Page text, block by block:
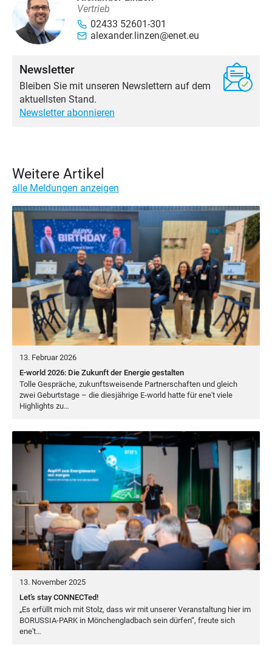
Vertrieb
02433 52601-301
alexander.linzen@enet.eu
Newsletter
Bleiben Sie mit unseren Newslettern auf dem
aktuellsten Stand.
Newsletter abonnieren
Weitere Artikel
alle Meldungen anzeigen
13. Februar 2026
E-world 2026: Die Zukunft der Energie gestalten
Tol­le Gesprä­che, zukunfts­wei­sen­de Part­ner­schaf­ten und gleich
zwei Geburts­ta­ge – die dies­jäh­ri­ge E‑world hat­te für ene't vie­le
High­lights zu…
13. November 2025
Let’s stay CONNECTed!
„Es erfüllt mich mit Stolz, dass wir mit unse­rer Ver­an­stal­tung hier im
BORUS­SIA-PARK in Mön­chen­glad­bach sein dür­fen“, freu­te sich
ene't…